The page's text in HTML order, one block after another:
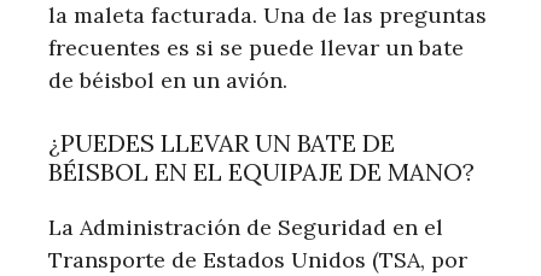
la maleta facturada. Una de las preguntas
frecuentes es si se puede llevar un bate
de béisbol en un avión.
¿PUEDES LLEVAR UN BATE DE
BÉISBOL EN EL EQUIPAJE DE MANO?
La Administración de Seguridad en el
Transporte de Estados Unidos (TSA, por